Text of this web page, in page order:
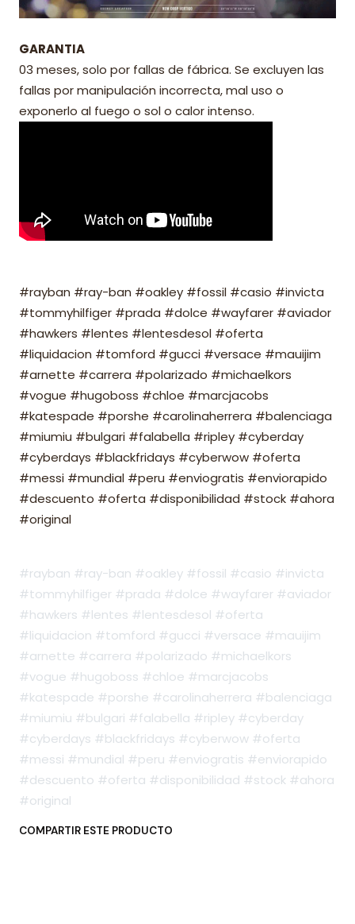
GARANTIA
03 meses, solo por fallas de fábrica. Se excluyen las
fallas por manipulación incorrecta, mal uso o
exponerlo al fuego o sol o calor intenso.
#rayban #ray-ban #oakley #fossil #casio #invicta
#tommyhilfiger #prada #dolce #wayfarer #aviador
#hawkers #lentes #lentesdesol #oferta
#liquidacion #tomford #gucci #versace #mauijim
#arnette #carrera #polarizado #michaelkors
#vogue #hugoboss #chloe #marcjacobs
#katespade #porshe #carolinaherrera #balenciaga
#miumiu #bulgari #falabella #ripley #cyberday
#cyberdays #blackfridays #cyberwow #oferta
#messi #mundial #peru #enviogratis #enviorapido
#descuento #oferta #disponibilidad #stock #ahora
#original
#rayban #ray-ban #oakley #fossil #casio #invicta
#tommyhilfiger #prada #dolce #wayfarer #aviador
#hawkers #lentes #lentesdesol #oferta
#liquidacion #tomford #gucci #versace #mauijim
#arnette #carrera #polarizado #michaelkors
#vogue #hugoboss #chloe #marcjacobs
#katespade #porshe #carolinaherrera #balenciaga
#miumiu #bulgari #falabella #ripley #cyberday
#cyberdays #blackfridays #cyberwow #oferta
#messi #mundial #peru #enviogratis #enviorapido
#descuento #oferta #disponibilidad #stock #ahora
#original
COMPARTIR ESTE PRODUCTO